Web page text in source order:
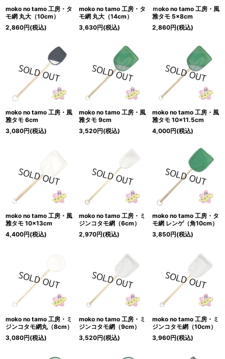
moko no tamo 工房・タ
モ網 丸大（10cm）
2,860円(税込)
moko no tamo 工房・タ
モ網 丸大（14cm）
3,630円(税込)
ｍoko no tamo 工房・風
雅タモ 5×8cm
2,860円(税込)
moko no tamo 工房・風
雅タモ 6cm
3,080円(税込)
moko no tamo 工房・風
雅タモ 9cm
3,520円(税込)
moko no tamo 工房・風
雅タモ 10×11.5cm
4,000円(税込)
moko no tamo 工房・風
雅タモ 10×13cm
4,400円(税込)
moko no tamo 工房・ミ
ジンコタモ網（6cm）
2,970円(税込)
moko no tamo 工房・タ
モ網 レンゲ（角10cm）
3,850円(税込)
moko no tamo 工房・ミ
ジンコタモ網丸（8cm）
3,080円(税込)
moko no tamo 工房・ミ
ジンコタモ網（9cm）
3,520円(税込)
moko no tamo 工房・ミ
ジンコタモ網（10cm）
3,960円(税込)